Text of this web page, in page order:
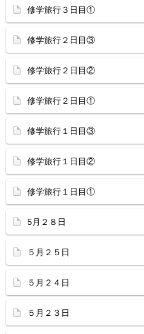
修学旅行３日目①
修学旅行２日目③
修学旅行２日目②
修学旅行２日目①
修学旅行１日目③
修学旅行１日目②
修学旅行１日目①
5月２８日
５月２５日
５月２４日
５月２３日